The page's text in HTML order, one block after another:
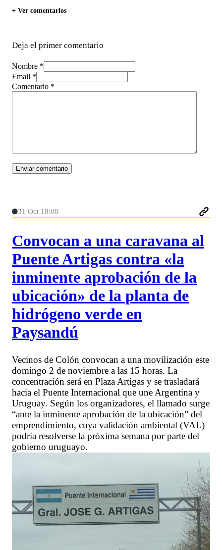
+ Ver comentarios
Deja el primer comentario
Nombre *
Email *
Comentario *
31 Oct 18:08
Convocan a una caravana al
Puente Artigas contra «la
inminente aprobación de la
ubicación» de la planta de
hidrógeno verde en
Paysandú
Vecinos de Colón convocan a una movilización este
domingo 2 de noviembre a las 15 horas. La
concentración será en Plaza Artigas y se trasladará
hacia el Puente Internacional que une Argentina y
Uruguay. Según los organizadores, el llamado surge
“ante la inminente aprobación de la ubicación” del
emprendimiento, cuya validación ambiental (VAL)
podría resolverse la próxima semana por parte del
gobierno uruguayo.